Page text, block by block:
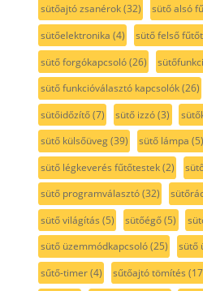
sütőajtó zsanérok(32) sütő alsó
sütőelektronika (4) sütő felső
sütő forgókapcsoló(26)
sütő funkcióválasztó kapcsolók(26)
sütőidőzítő(7) sütő izzó(3)
sütő külsőüveg(39) sütő lámpa (5)
sütő légkeverés fűtőtestek(2)
sütő programválasztó(32)
sütő világítás (5) sütőégő(5)
sütő üzemmódkapcsoló(25) sütő
sűtő-timer(4) sűtőajtó tömítés